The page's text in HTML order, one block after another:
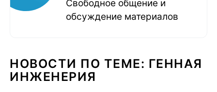
Свободное общение и
обсуждение материалов
НОВОСТИ ПО ТЕМЕ: ГЕННАЯ
ИНЖЕНЕРИЯ